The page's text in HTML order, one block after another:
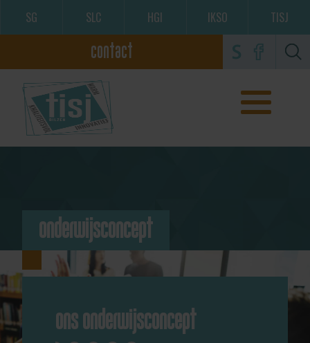
SG SLC HGI IKSO TISJ
contact
onderwijsconcept
ons onderwijsconcept